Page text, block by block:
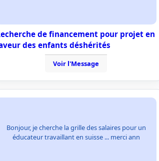
de financement pour projet en
des enfants déshérités
Voir l'Message
Bonjour, je cherche la grille des salaires pour un
éducateur travaillant en suisse ... merci ann